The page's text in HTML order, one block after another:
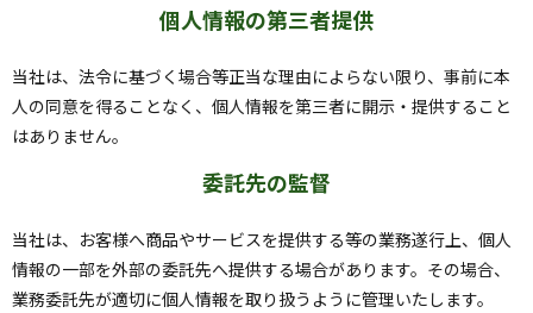
個人情報の第三者提供
当社は、法令に基づく場合等正当な理由によらない限り、事前に本
人の同意を得ることなく、個人情報を第三者に開示・提供すること
はありません。
委託先の監督
当社は、お客様へ商品やサービスを提供する等の業務遂行上、個人
情報の一部を外部の委託先へ提供する場合があります。その場合、
業務委託先が適切に個人情報を取り扱うように管理いたします。